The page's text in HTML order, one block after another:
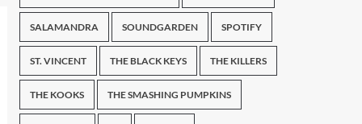
SALAMANDRA SOUNDGARDEN SPOTIFY
ST. VINCENT THE BLACK KEYS THE KILLERS
THE KOOKS THE SMASHING PUMPKINS